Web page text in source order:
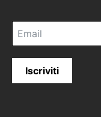
Iscriviti